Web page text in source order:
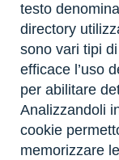
testo
directory
sono vari tipi
efficace l’uso
per abilitare
Analizzandoli
cookie
memorizzare